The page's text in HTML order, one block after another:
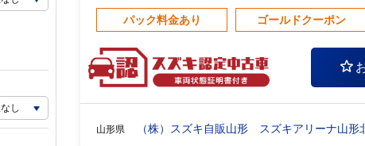
パック料金あり ゴールドクーポン
山形県 （株）スズキ自販山形 スズキアリーナ山